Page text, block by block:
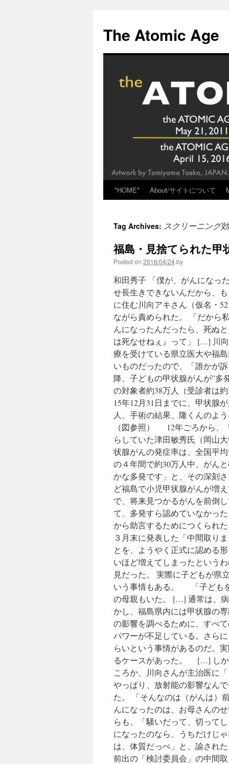
content
The Atomic Age
*HOME* About/サイトについて
Tag Archives: スクリーニング
福島・見捨てられた甲
Posted on 2016/04/24by
和田秀子 「僕が、がんになっ
せ長生きできないんだから、
に住む川向アキさん（仮名・
ながら責められた。 「だから
んになったんだったら、死ぬ
は死なせねぇ』って」 […] 川
療を受けている県立医大や福
いものだったので、「誰かが
降、子どもの甲状腺がんが”多
の対象者約38万人（受診者は
15年12月31日までに、甲状腺
人、手術の結果、隆くんのよ
（図参照） 12年ごろから、
らしていた津田敏秀氏（岡山
状腺がんの発症率は、全国平
の４年間で約30万人中、がん
かな多発です」と、その深刻
ど福島で小児甲状腺がんが増
で、将来見つかるがんを前倒
て、多発すら認めていなかっ
から助言するためにつくられ
３月末に発表した「中間取り
とを、ようやく正式に認める
いほど増えてしまったという
見だった。 実際に子どもが県
いう事情もある。 「子ども
の母親もいた。 […] 通常は、
かし、福島県内には甲状腺の
の影響を調べるために、すべ
パワーが不足している。さら
らいという事情があるのだ。
るケースがあった。 […] しか
ころか、川向さんが主治医に
やっぱり、放射能の影響なん
た。 「そんなのは（がんは）
んになったのは、お母さんの
らも、「騒いだって、切って
になったのなら、うちだけじ
は、体質だっぺ」と、諭され
前出の「検討委員会」の中間